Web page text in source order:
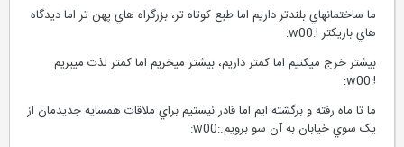
ما ساختمانهاي بلندتر داريم اما طبع کوتاه تر، بزرگراه هاي پهن تر اما ديدگاه
هاي باريکتر !:w00:
بيشتر خرج ميکنيم اما کمتر داريم، بيشتر ميخريم اما کمتر لذت ميبريم
ما تا ماه رفته و برگشته ايم اما قادر نيستيم براي ملاقات همسايه جديدمان از
يک سوي خيابان به آن سو برويم.:w00: